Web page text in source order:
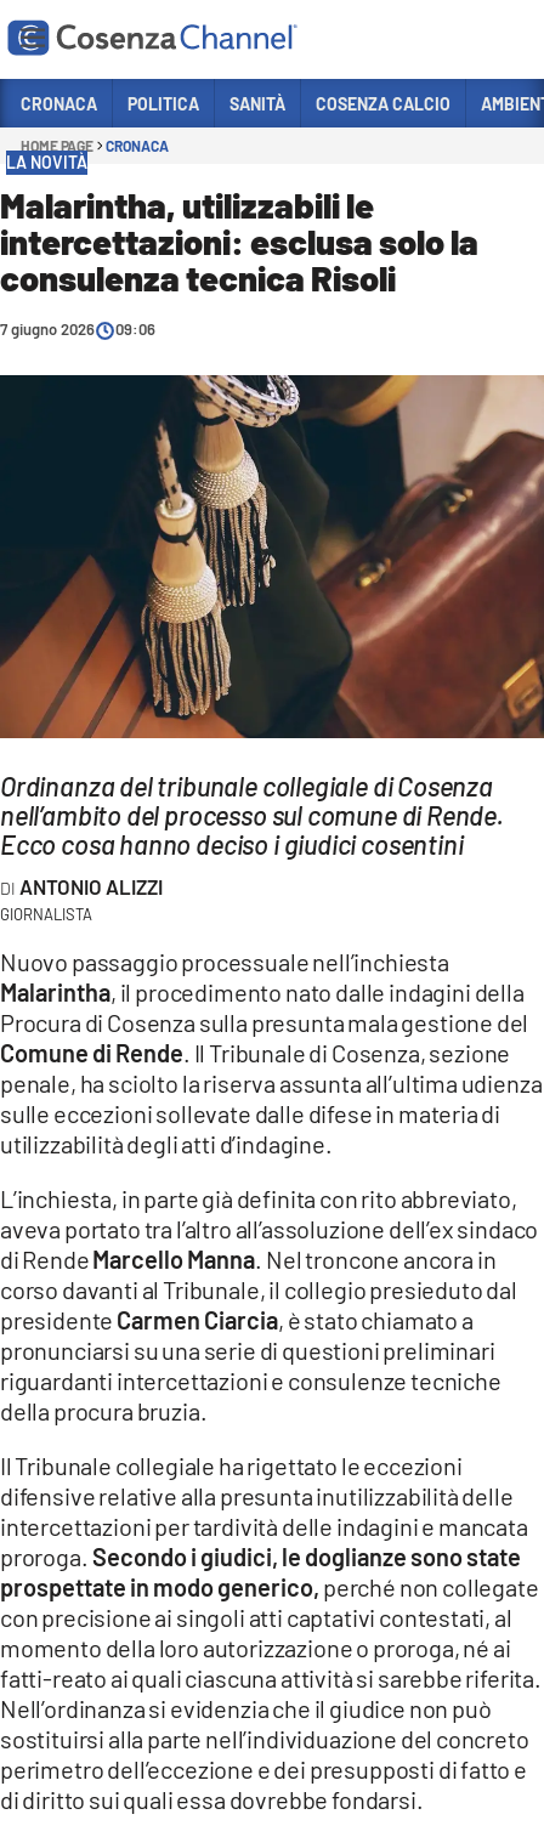
Sezioni
CRONACA
POLITICA
COSENZA CALCIO
ECONOMIA E LAVORO
Streaming
LAC TV
LAC NETWORK
LAC ONAIR
LaC
Network
LACTV.IT
LACONAIR.IT
LACITYMAG.IT
ILREGGINO.IT
COSENZACHANNEL.IT
ILVIBONESE.IT
LACAPITALENEWS.IT
App
ANDROID
APPLE
CRONACA POLITICA SANITÀ COSENZA CALCIO
HOME PAGE CRONACA
LA NOVITÀ
Malarintha, utilizzabili le
intercettazioni: esclusa solo la
consulenza tecnica Risoli
7 giugno 2026 09:06
Ordinanza del tribunale collegiale di Cosenza
nell’ambito del processo sul comune di Rende.
Ecco cosa hanno deciso i giudici cosentini
ANTONIO ALIZZI
GIORNALISTA
Nuovo passaggio processuale nell’inchiesta
Malarintha, il procedimento nato dalle indagini della
Procura di Cosenza sulla presunta mala gestione del
Comune di Rende . Il Tribunale di Cosenza, sezione
penale, ha sciolto la riserva assunta all’ultima udienza
sulle eccezioni sollevate dalle difese in materia di
utilizzabilità degli atti d’indagine.
L’inchiesta, in parte già definita con rito abbreviato,
aveva portato tra l’altro all’assoluzione dell’ex sindaco
di RendeMarcello Manna . Nel troncone ancora in
corso davanti al Tribunale, il collegio presieduto dal
presidente Carmen Ciarcia, è stato chiamato a
pronunciarsi su una serie di questioni preliminari
riguardanti intercettazioni e consulenze tecniche
della procura bruzia.
Il Tribunale collegiale ha rigettato le eccezioni
difensive relative alla presunta inutilizzabilità delle
intercettazioni per tardività delle indagini e mancata
proroga. Secondo i giudici, le doglianze sono state
prospettate in modo generico, perché non collegate
con precisione ai singoli atti captativi contestati, al
momento della loro autorizzazione o proroga, né ai
fatti-reato ai quali ciascuna attività si sarebbe riferita.
Nell’ordinanza si evidenzia che il giudice non può
sostituirsi alla parte nell’individuazione del concreto
perimetro dell’eccezione e dei presupposti di fatto e
di diritto sui quali essa dovrebbe fondarsi.